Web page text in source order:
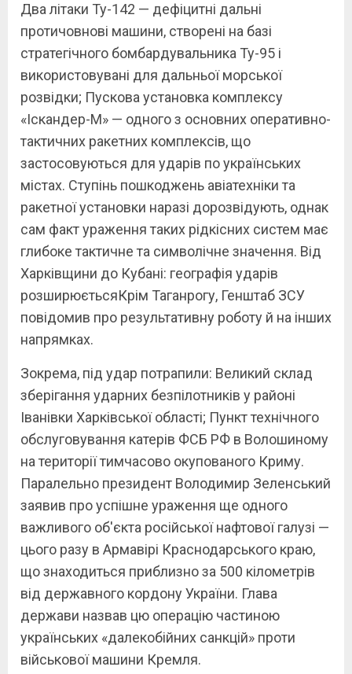
Два літаки Ту-142 — дефіцитні дальні
протичовнові машини, створені на базі
стратегічного бомбардувальника Ту-95 і
використовувані для дальньої морської
розвідки; Пускова установка комплексу
«Іскандер-М» — одного з основних оперативно-
тактичних ракетних комплексів, що
застосовуються для ударів по українських
містах. Ступінь пошкоджень авіатехніки та
ракетної установки наразі дорозвідують, однак
сам факт ураження таких рідкісних систем має
глибоке тактичне та символічне значення. Від
Харківщини до Кубані: географія ударів
розширюєтьсяКрім Таганрогу, Генштаб ЗСУ
повідомив про результативну роботу й на інших
напрямках.
Зокрема, під удар потрапили: Великий склад
зберігання ударних безпілотників у районі
Іванівки Харківської області; Пункт технічного
обслуговування катерів ФСБ РФ в Волошиному
на території тимчасово окупованого Криму.
Паралельно президент Володимир Зеленський
заявив про успішне ураження ще одного
важливого об'єкта російської нафтової галузі —
цього разу в Армавірі Краснодарського краю,
що знаходиться приблизно за 500 кілометрів
від державного кордону України. Глава
держави назвав цю операцію частиною
українських «далекобійних санкцій» проти
військової машини Кремля.